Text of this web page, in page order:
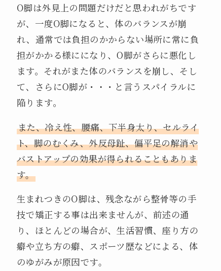
O脚は外見上の問題だけだと思われがちです
が、一度O脚になると、体のバランスが崩
れ、通常では負担のかからない場所に常に負
担がかかる様にになり、O脚がさらに悪化し
ます。それがまた体のバランスを崩し、そし
て、さらにO脚が・・・と言うスパイラルに
陥ります。
また、冷え性、腰痛、下半身太り、セルライ
ト、脚のむくみ、外反母趾、偏平足の解消や
バストアップの効果が得られることもありま
す。
生まれつきのO脚は、残念ながら整骨等の手
技で矯正する事は出来ませんが、前述の通
り、ほとんどの場合が、生活習慣、座り方の
癖や立ち方の癖、スポーツ歴などによる、体
のゆがみが原因です。